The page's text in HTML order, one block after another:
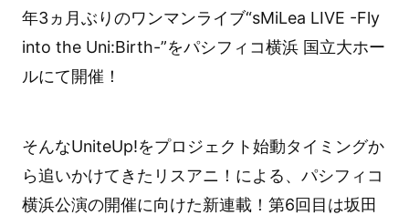
年3ヵ月ぶりのワンマンライブ“sMiLea LIVE -Fly
into the Uni:Birth-”をパシフィコ横浜 国立大ホー
ルにて開催！
そんなUniteUp!をプロジェクト始動タイミングか
ら追いかけてきたリスアニ！による、パシフィコ
横浜公演の開催に向けた新連載！第6回目は坂田